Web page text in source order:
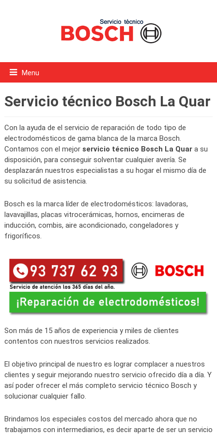
Menu
Servicio técnico Bosch La Quar
Con la ayuda de el servicio de reparación de todo tipo de
electrodomésticos de gama blanca de la marca Bosch.
Contamos con el mejor servicio técnico Bosch La Quara su
disposición, para conseguir solventar cualquier avería. Se
desplazarán nuestros especialistas a su hogar el mismo día de
su solicitud de asistencia.
Bosch es la marca líder de electrodomésticos: lavadoras,
lavavajillas, placas vitrocerámicas, hornos, encimeras de
inducción, combis, aire acondicionado, congeladores y
frigoríficos.
Son más de 15 años de experiencia y miles de clientes
contentos con nuestros servicios realizados.
El objetivo principal de nuestro es lograr complacer a nuestros
clientes y seguir mejorando nuestro servicio ofrecido día a día. Y
así poder ofrecer el más completo servicio técnico Bosch y
solucionar cualquier fallo.
Brindamos los especiales costos del mercado ahora que no
trabajamos con intermediarios, es decir aparte de ser un servicio